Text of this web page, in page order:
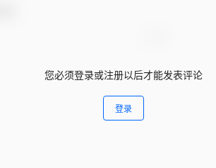
您必须登录或注册以后才能发表评论
登录